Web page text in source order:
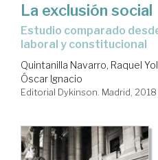
La exclusión social
estudio comparado desde la perspectiva jurídica
laboral y constitucional
Quintanilla Navarro, Raquel
Óscar Ignacio
Editorial Dykinson. Madrid, 2018